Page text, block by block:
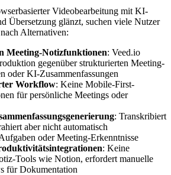
Videobearbeitung mit KI-
Übersetzung glänzt, suchen viele Nutzer
Alternativen:
Meeting-Notizfunktionen: Veed.io
gegenüber strukturierten Meeting-
oder KI-Zusammenfassungen
Workflow: Keine Mobile-First-
für persönliche Meetings oder
: Transkribiert
aber nicht automatisch
oder Meeting-Erkenntnisse
: Keine
Tools wie Notion, erfordert manuelle
für Dokumentation